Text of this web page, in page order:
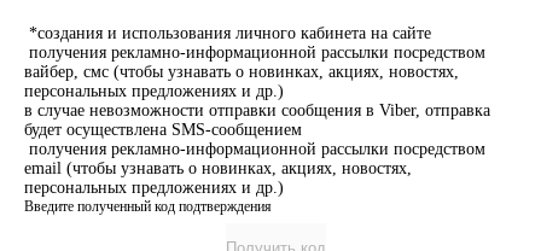
*создания и использования личного кабинета на сайте
получения рекламно-информационной рассылки посредством
вайбер, смс (чтобы узнавать о новинках, акциях, новостях,
персональных предложениях и др.)
в случае невозможности отправки сообщения в Viber, отправка
будет осуществлена SMS-сообщением
получения рекламно-информационной рассылки посредством
email (чтобы узнавать о новинках, акциях, новостях,
персональных предложениях и др.)
Введите полученный код подтверждения
Получить код